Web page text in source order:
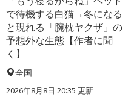
で待機する白猫→冬になる
と現れる「腕枕ヤクザ」の
予想外な生態【作者に聞
く】
全国
2026年8月8日 20:35 更新